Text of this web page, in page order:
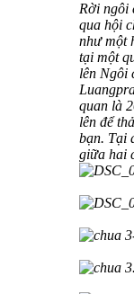
Rời ngôi
qua hội
như một
tại một
lên Ngôi
quan là
lên để
bạn. Tại
giữa hai